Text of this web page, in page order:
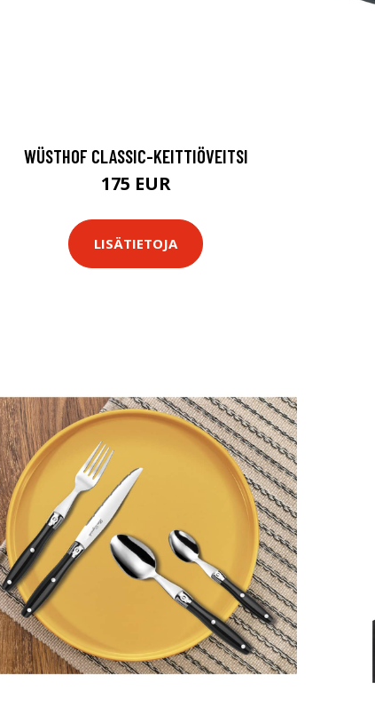
WÜSTHOF CLASSIC-KEITTIÖVEITSI
175 EUR
LISÄTIETOJA